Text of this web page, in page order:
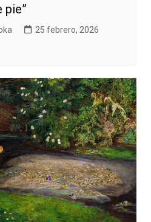
pie”
25 febrero, 2026